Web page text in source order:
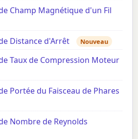
Champ Magnétique d'un Fil
Distance d'Arrêt Nouveau
Taux de Compression Moteur
Portée du Faisceau de Phares
Nombre de Reynolds